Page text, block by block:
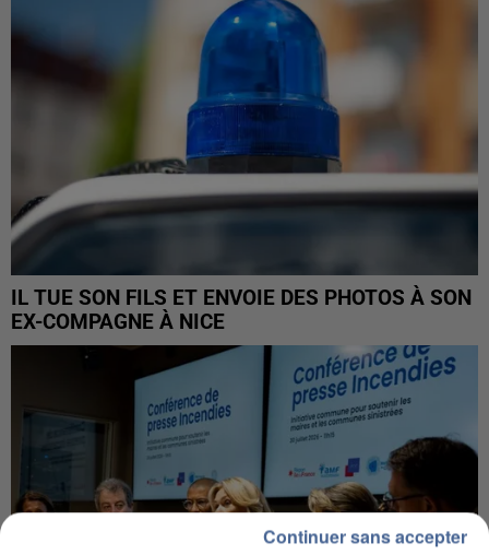
IL TUE SON FILS ET ENVOIE DES PHOTOS À SON
EX-COMPAGNE À NICE
Continuer sans accepter